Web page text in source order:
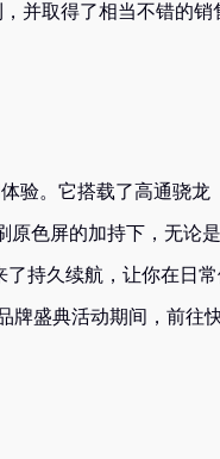
并取得了相当不错的销
验。它搭载了高通骁龙
原色屏的加持下，无论
了持久续航，让你在日常
牌盛典活动期间，前往